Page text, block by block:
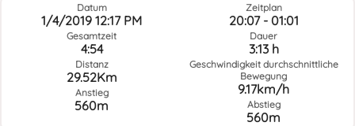
Datum
1/4/2019 12:17 PM
Gesamtzeit
4:54
Distanz
29.52Km
Anstieg
560m
Zeitplan
20:07 - 01:01
Dauer
3:13 h
Geschwindigkeit durchschnittliche
Bewegung
9.17km/h
Abstieg
560m